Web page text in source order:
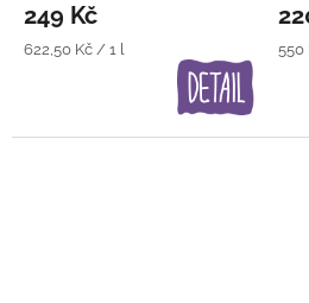
249 Kč
Měrná
622,50 Kč / 1 l 550